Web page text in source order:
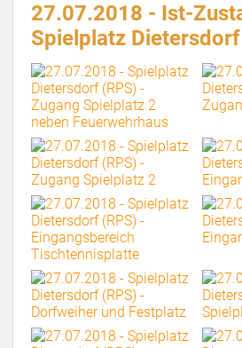
27.07.2018 - Ist-
Spielplatz Dietersdorf